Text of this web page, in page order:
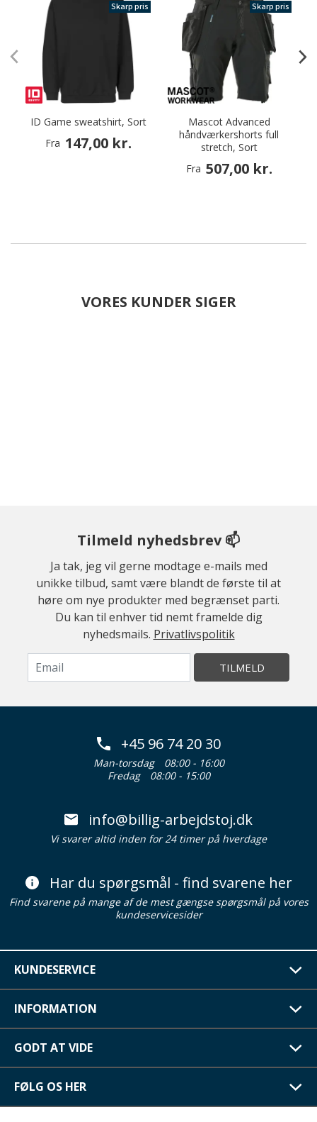
Skarp pris
ID Game sweatshirt, Sort
Fra 147,00 kr.
Skarp pris
Mascot Advanced
håndværkershorts full
stretch, Sort
Fra 507,00 kr.
VORES KUNDER SIGER
Tilmeld nyhedsbrev 📫
Ja tak, jeg vil gerne modtage e-mails med
unikke tilbud, samt være blandt de første til at
høre om nye produkter med begrænset parti.
Du kan til enhver tid nemt framelde dig
nyhedsmails. Privatlivspolitik
TILMELD
+45 96 74 20 30
Man-torsdag
08:00 - 16:00
Fredag
08:00 - 15:00
info@billig-arbejdstoj.dk
Vi svarer altid inden for 24 timer på hverdage
Har du spørgsmål - find svarene her
Find svarene på mange af de mest gængse spørgsmål på vores
kundeservicesider
KUNDESERVICE
INFORMATION
GODT AT VIDE
FØLG OS HER